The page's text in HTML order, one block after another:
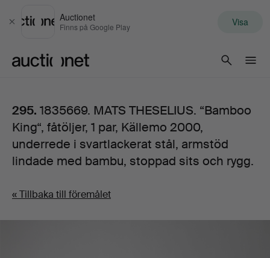
Stäng
Auctionet
Finns på Google Play Visa
295. 1835669. MATS THESELIUS. “Bamboo
King“, fåtöljer, 1 par, Källemo 2000,
underrede i svartlackerat stål, armstöd
lindade med bambu, stoppad sits och rygg.
« Tillbaka till föremålet